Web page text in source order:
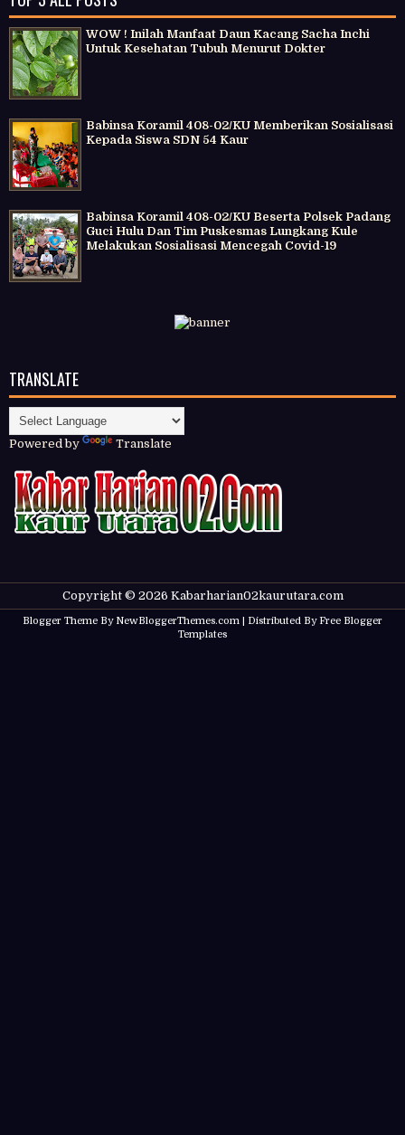
WOW ! Inilah Manfaat Daun Kacang Sacha Inchi
Untuk Kesehatan Tubuh Menurut Dokter
Babinsa Koramil 408-02/KU Memberikan Sosialisasi
Kepada Siswa SDN 54 Kaur
Babinsa Koramil 408-02/KU Beserta Polsek Padang
Guci Hulu Dan Tim Puskesmas Lungkang Kule
Melakukan Sosialisasi Mencegah Covid-19
TRANSLATE
Powered by Translate
Copyright © 2026 Kabarharian02kaurutara.com
Blogger Theme By NewBloggerThemes.com | Distributed ByFree Blogger
Templates